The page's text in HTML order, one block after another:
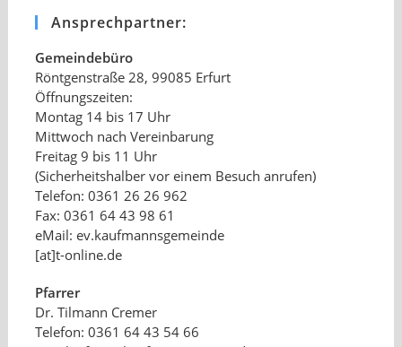
Ansprechpartner:
Gemeindebüro
Röntgenstraße 28, 99085 Erfurt
Öffnungszeiten:
Montag 14 bis 17 Uhr
Mittwoch nach Vereinbarung
Freitag 9 bis 11 Uhr
(Sicherheitshalber vor einem Besuch anrufen)
Telefon: 0361 26 26 962
Fax: 0361 64 43 98 61
eMail: ev.kaufmannsgemeinde
[at]t-online.de
Pfarrer
Dr. Tilmann Cremer
Telefon: 0361 64 43 54 66